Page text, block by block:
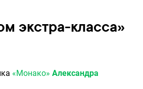
экстра-класса»
«Монако» Александра